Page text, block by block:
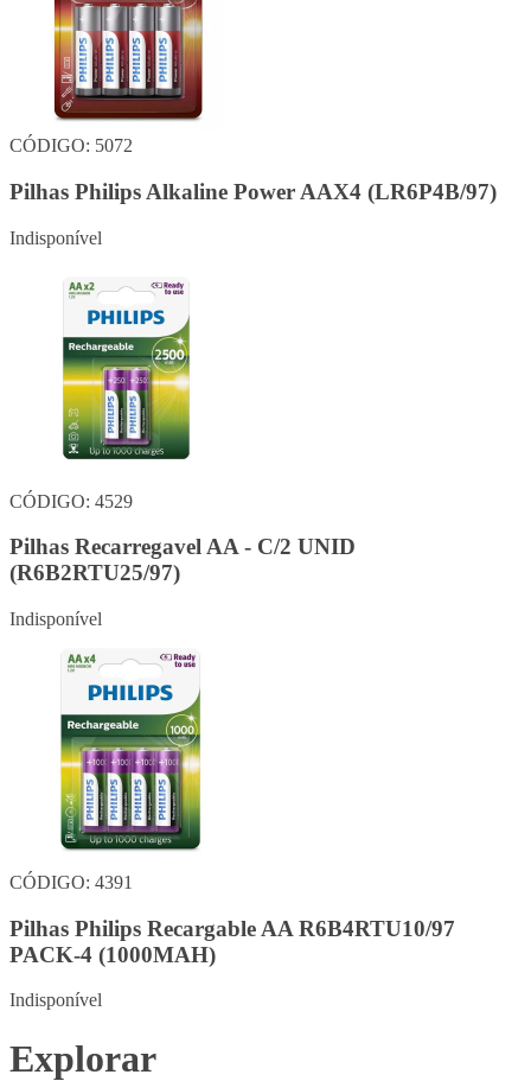
CÓDIGO: 5072
Pilhas Philips Alkaline Power AAX4 (LR6P4B/97)
Indisponível
CÓDIGO: 4529
Pilhas Recarregavel AA - C/2 UNID
(R6B2RTU25/97)
Indisponível
CÓDIGO: 4391
Pilhas Philips Recargable AA R6B4RTU10/97
PACK-4 (1000MAH)
Indisponível
Explorar